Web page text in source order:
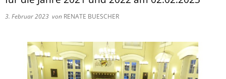
Hilfe zum Lebensunterhalt (3.
Nacht der Ausbildung
3. Februar 2023 von RENATE BUESCHER